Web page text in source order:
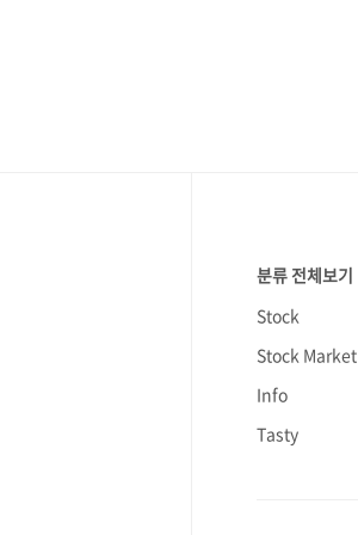
분류 전체보기
Stock
Stock Market
Info
Tasty